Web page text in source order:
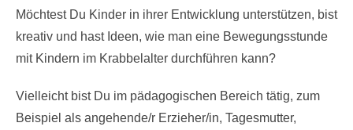
Möchtest Du Kinder in ihrer Entwicklung unterstützen, bist
kreativ und hast Ideen, wie man eine Bewegungsstunde
mit Kindern im Krabbelalter durchführen kann?
Vielleicht bist Du im pädagogischen Bereich tätig, zum
Beispiel als angehende/r Erzieher/in, Tagesmutter,